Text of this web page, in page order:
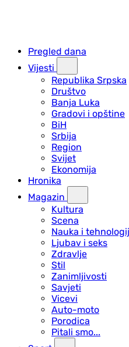
Pregled dana
Vijesti
Republika Srpska
Društvo
Banja Luka
Gradovi i opštine
BiH
Srbija
Region
Svijet
Ekonomija
Hronika
Magazin
Kultura
Scena
Nauka i
Ljubav i seks
Zdravlje
Stil
Zanimljivosti
Savjeti
Vicevi
Auto-moto
Porodica
Pitali smo...